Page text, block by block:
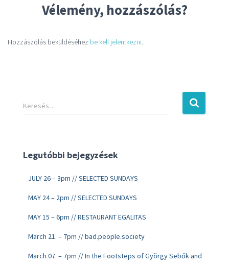
Vélemény, hozzászólás?
Hozzászólás beküldéséhez be kell jelentkezni.
Keresés…
Legutóbbi bejegyzések
JULY 26 – 3pm // SELECTED SUNDAYS
MAY 24 – 2pm // SELECTED SUNDAYS
MAY 15 – 6pm // RESTAURANT EGALITAS
March 21. – 7pm // bad.people.society
March 07. – 7pm // In the Footsteps of György Sebők and